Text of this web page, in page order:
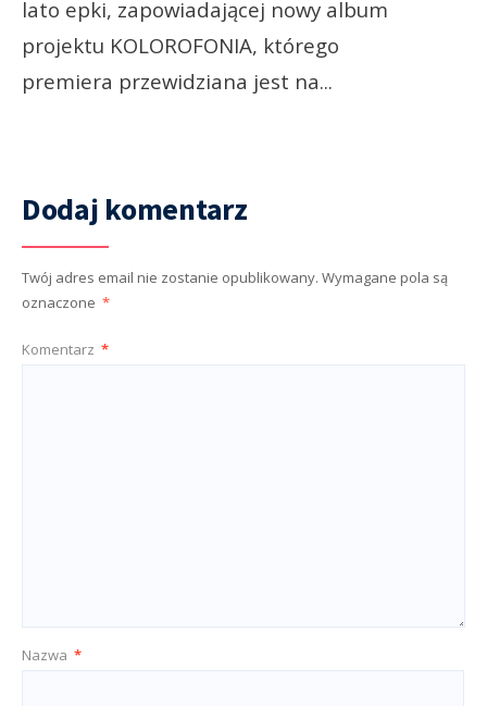
lato epki, zapowiadającej nowy album
projektu KOLOROFONIA, którego
premiera przewidziana jest na...
Dodaj komentarz
Twój adres email nie zostanie opublikowany. Wymagane pola są
oznaczone *
Komentarz *
Nazwa *